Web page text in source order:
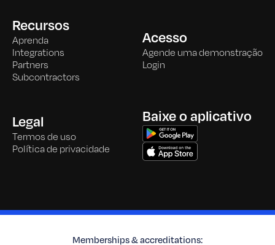
Recursos
Aprenda
Integrations
Partners
Subcontractors
Acesso
Agende uma demonstração
Login
Legal
Termos de uso
Política de privacidade
Baixe o aplicativo
Memberships & accreditations: